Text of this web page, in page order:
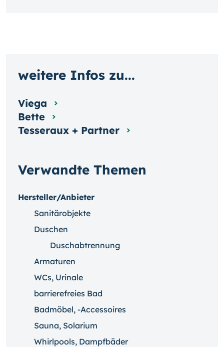
Verwandte Themen
Hersteller/Anbieter
Sanitärobjekte
Duschen
Duschabtrennung
Armaturen
WCs, Urinale
barrierefreies Bad
Badmöbel, -Accessoires
Sauna, Solarium
Whirlpools, Dampfbäder
weitere Infos zu...
Viega
Bette
Tesseraux + Partner